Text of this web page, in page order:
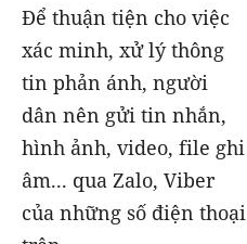
Để thuận tiện cho việc
xác minh, xử lý thông
tin phản ánh, người
dân nên gửi tin nhắn,
hình ảnh, video, file ghi
âm... qua Zalo, Viber
của những số điện thoại